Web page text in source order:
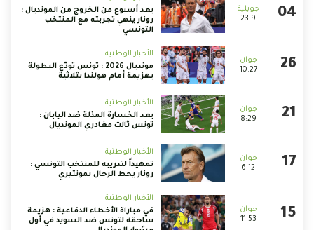
23:9
بعد أسبوع من الخروج من المونديال :
رونار ينهي تجربته مع المنتخب
التونسي
10:27
الأخبار الوطنية
مونديال 2026 : تونس تودّع البطولة
بهزيمة أمام هولندا بثلاثية
8:29
الأخبار الوطنية
بعد الخسارة المذلة ضد اليابان :
تونس ثالث مغادري المونديال
6:12
الأخبار الوطنية
تمهيداً لتدريبه للمنتخب التونسي :
رونار يحط الرحال بمونتيري
11:53
الأخبار الوطنية
في مباراة الأخطاء الدفاعية : هزيمة
ساحقة لتونس ضد السويد في أول